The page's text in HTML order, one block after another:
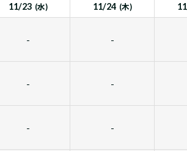
11/23 (水) 11/24 (木)
- -
- -
- -